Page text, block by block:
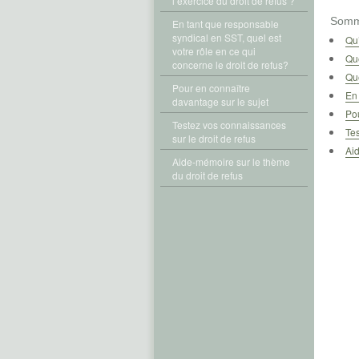
En tant que responsable
syndical en SST, quel est
votre rôle en ce qui
concerne le droit de refus?
Pour en connaître
davantage sur le sujet
Testez vos connaissances
sur le droit de refus
Aide-mémoire sur le thème
du droit de refus